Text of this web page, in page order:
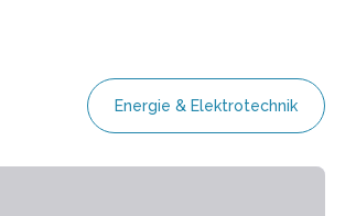
Energie & Elektrotechnik